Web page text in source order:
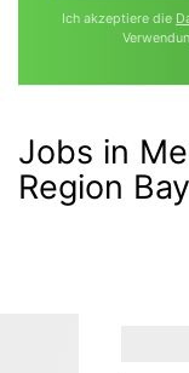
zu
speichern
deine
ein
Ich akzeptiere die
Jobs in
Region